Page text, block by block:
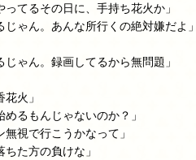
ってるその日に、手持ち花火か」
じゃん。あんな所行くの絶対嫌だよ」
じゃん。録画してるから無問題」
火」
めるもんじゃないのか？」
無視で行こうかなって」
ちた方の負けな」